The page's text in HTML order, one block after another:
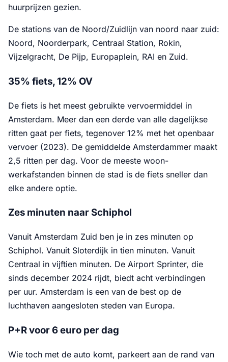
huurprijzen gezien.
De stations van de Noord/Zuidlijn van noord naar zuid:
Noord, Noorderpark, Centraal Station, Rokin,
Vijzelgracht, De Pijp, Europaplein, RAI en Zuid.
35% fiets, 12% OV
De fiets is het meest gebruikte vervoermiddel in
Amsterdam. Meer dan een derde van alle dagelijkse
ritten gaat per fiets, tegenover 12% met het openbaar
vervoer (2023). De gemiddelde Amsterdammer maakt
2,5 ritten per dag. Voor de meeste woon-
werkafstanden binnen de stad is de fiets sneller dan
elke andere optie.
Zes minuten naar Schiphol
Vanuit Amsterdam Zuid ben je in zes minuten op
Schiphol. Vanuit Sloterdijk in tien minuten. Vanuit
Centraal in vijftien minuten. De Airport Sprinter, die
sinds december 2024 rijdt, biedt acht verbindingen
per uur. Amsterdam is een van de best op de
luchthaven aangesloten steden van Europa.
P+R voor 6 euro per dag
Wie toch met de auto komt, parkeert aan de rand van